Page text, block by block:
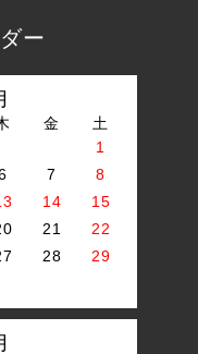
ー
金
土
1
7
8
14
15
21
22
28
29